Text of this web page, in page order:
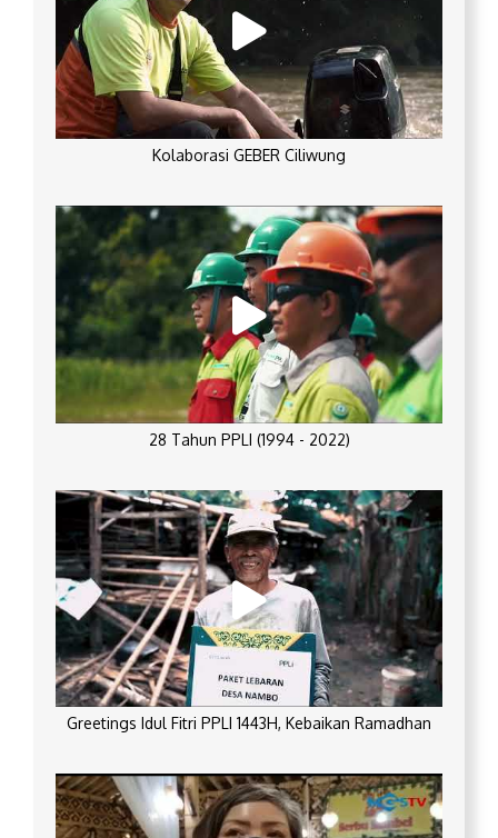
Kolaborasi GEBER Ciliwung
28 Tahun PPLI (1994 - 2022)
Greetings Idul Fitri PPLI 1443H, Kebaikan Ramadhan